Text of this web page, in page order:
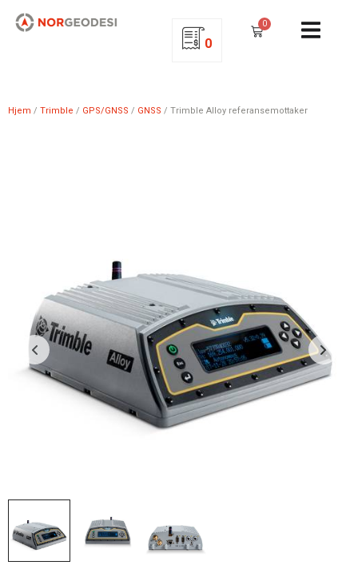
0
0
Hjem / Trimble / GPS/GNSS / GNSS / Trimble Alloy referansemottaker